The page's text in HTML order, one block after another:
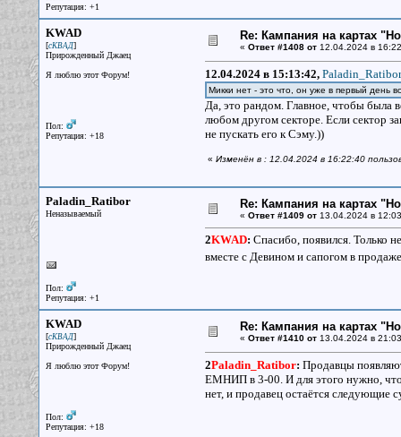
Репутация: +1
KWAD
[сКВАД]
Прирожденный Джаец
Я люблю этот Форум!
Пол:
Репутация: +18
Re: Кампания на картах
« Ответ #1408 от12.04.2024 в
12.04.2024 в 15:13:42,
Микки нет - это что, он уже в первый день
Да, это рандом. Главное, чтобы была
любом другом секторе. Если сектор
не пускать его к Сэму.))
« Изменён в : 12.04.2024 в 16:22:40
Paladin_Ratibor
Неназываемый
Пол:
Репутация: +1
Re: Кампания на картах
« Ответ #1409 от13.04.2024 в
2KWAD: Спасибо, появился. Только
вместе с Девином и сапогом в
KWAD
[сКВАД]
Прирожденный Джаец
Я люблю этот Форум!
Пол:
Репутация: +18
Re: Кампания на картах
« Ответ #1410 от13.04.2024 в
2Paladin_Ratibor: Продавцы
ЕМНИП в 3-00. И для этого нужно,
нет, и продавец остаётся следующие